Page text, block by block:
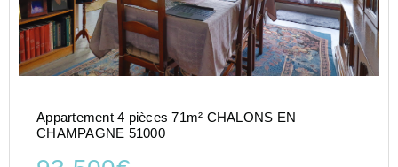
Appartement 4 pièces 71m² CHALONS EN
CHAMPAGNE 51000